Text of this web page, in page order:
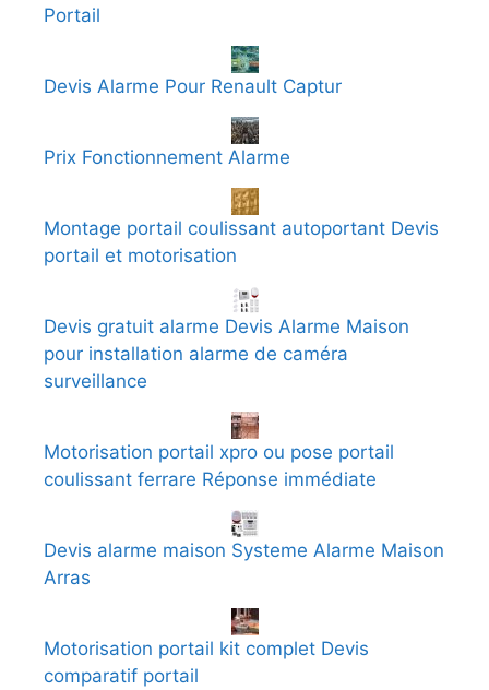
Portail
Devis Alarme Pour Renault Captur
Prix Fonctionnement Alarme
Montage portail coulissant autoportant Devis
portail et motorisation
Devis gratuit alarme Devis Alarme Maison
pour installation alarme de caméra
surveillance
Motorisation portail xpro ou pose portail
coulissant ferrare Réponse immédiate
Devis alarme maison Systeme Alarme Maison
Arras
Motorisation portail kit complet Devis
comparatif portail